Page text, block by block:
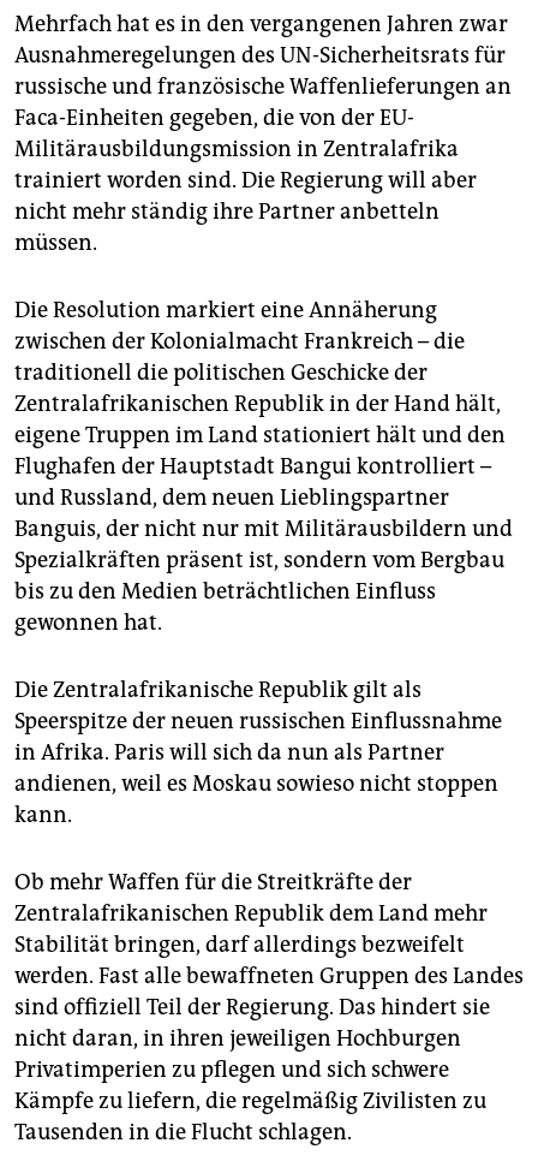
Mehrfach hat es in den vergangenen Jahren zwar
Ausnahmeregelungen des UN-Sicherheitsrats für
russische und französische Waffenlieferungen an
Faca-Einheiten gegeben, die von der EU-
Militärausbildungsmission in Zentralafrika
trainiert worden sind. Die Regierung will aber
nicht mehr ständig ihre Partner anbetteln
müssen.
Die Resolution markiert eine Annäherung
zwischen der Kolonialmacht Frankreich – die
traditionell die politischen Geschicke der
Zentralafrikanischen Republik in der Hand hält,
eigene Truppen im Land stationiert hält und den
Flughafen der Hauptstadt Bangui kontrolliert –
und Russland, dem neuen Lieblingspartner
Banguis, der nicht nur mit Militärausbildern und
Spezialkräften präsent ist, sondern vom Bergbau
bis zu den Medien beträchtlichen Einfluss
gewonnen hat.
Die Zentralafrikanische Republik gilt als
Speerspitze der neuen russischen Einflussnahme
in Afrika. Paris will sich da nun als Partner
andienen, weil es Moskau sowieso nicht stoppen
kann.
Ob mehr Waffen für die Streitkräfte der
Zentralafrikanischen Republik dem Land mehr
Stabilität bringen, darf allerdings bezweifelt
werden. Fast alle bewaffneten Gruppen des Landes
sind offiziell Teil der Regierung. Das hindert sie
nicht daran, in ihren jeweiligen Hochburgen
Privatimperien zu pflegen und sich schwere
Kämpfe zu liefern, die regelmäßig Zivilisten zu
Tausenden in die Flucht schlagen.